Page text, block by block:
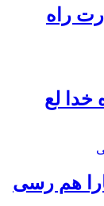
راه
خدا لع
هم رسی